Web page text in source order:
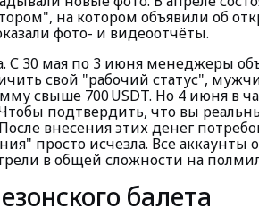
на котором объявили об
фото- и видеоотчёты.
С 30 мая по 3 июня менеджеры
свой "рабочий статус",
свыше 700 USDT. Но 4 июня в
подтвердить, что вы
внесения этих денег
просто исчезла. Все аккаунты
в общей сложности на
балета